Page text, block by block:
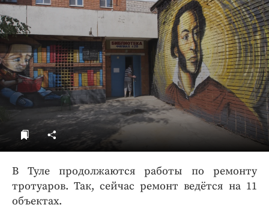
ДоброЦентр
Голодный шпион
В Туле продолжаются работы по ремонту
тротуаров. Так, сейчас ремонт ведётся на 11
объектах.